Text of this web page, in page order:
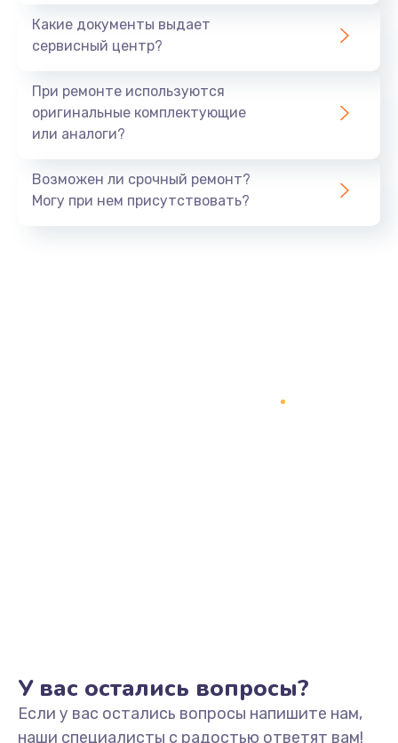
Какие документы выдает
сервисный центр?
При ремонте используются
оригинальные комплектующие
или аналоги?
Возможен ли срочный ремонт?
Могу при нем присутствовать?
У вас остались вопросы?
Если у вас остались вопросы напишите нам,
наши специалисты с радостью ответят вам!